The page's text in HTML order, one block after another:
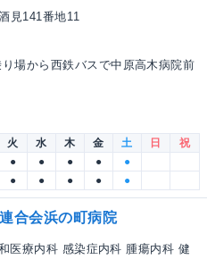
見141番地11
場から西鉄バスで中原高木病院前
火 水 木 金 土 日
祝
● ● ● ●
●
● ● ● ● ●
合会浜の町病院
医療内科 感染症内科 腫瘍内科 健